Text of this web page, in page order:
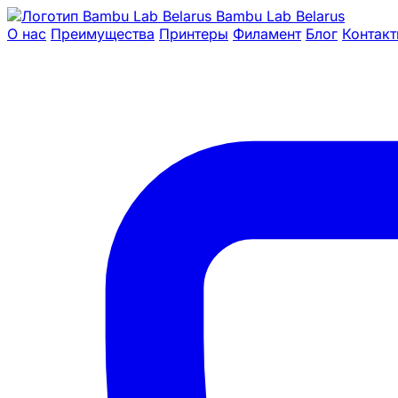
Bambu Lab Belarus
О нас Преимущества Принтеры Филамент Блог